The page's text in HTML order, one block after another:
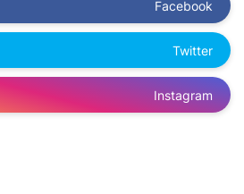
Facebook
Twitter
Instagram